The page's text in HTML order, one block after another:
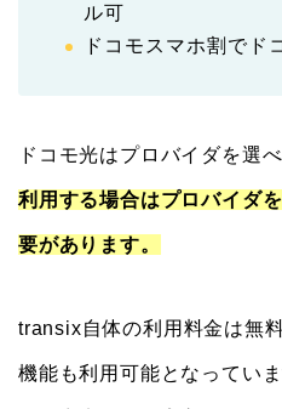
ル可
ドコモスマホ割でド
ドコモ光はプロバイダを選
利用する場合はプロバイダ
要があります。
transix自体の利用料金は無
機能も利用可能となってい